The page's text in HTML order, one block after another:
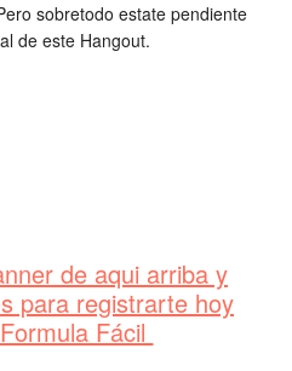
sobretodo estate pendiente
de este Hangout.
de aqui arriba y
para registrarte hoy
Fácil